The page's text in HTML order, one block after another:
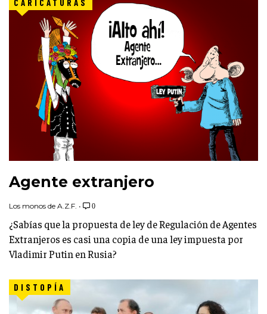
CARICATURAS
Agente extranjero
Los monos de A.Z.F. • 0
¿Sabías que la propuesta de ley de Regulación de Agentes
Extranjeros es casi una copia de una ley impuesta por
Vladimir Putin en Rusia?
DISTOPÍA